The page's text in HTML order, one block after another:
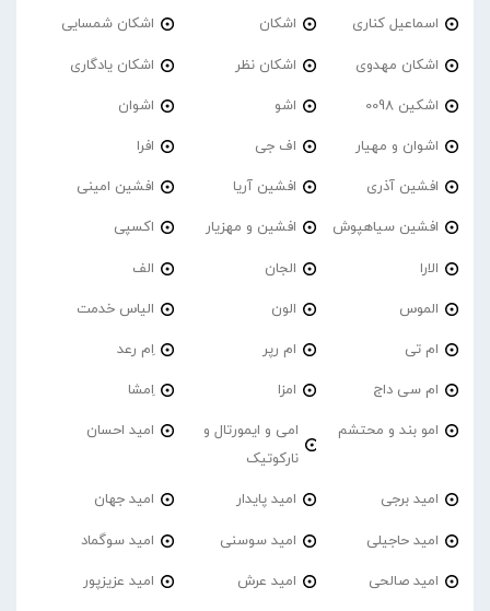
اسماعیل کناری اشکان اشکان شمسایی
اشکان مهدوی اشکان نظر اشکان یادگاری
اشکین 0098 اشو اشوان
اشوان و مهیار اف جی افرا
افشین آذری افشین آریا افشین امینی
افشین سیاهپوش افشین و مهزیار اکسپی
الارا الجان الف
الموس الون الیاس خدمت
ام تی ام رپر اِم رعد
ام سی داج امزا اِمشا
امو بند و محتشم
امی و ایمورتال و
نارکوتیک
امید احسان
امید برجی امید پایدار امید جهان
امید حاجیلی امید سوسنی امید سوگماد
امید صالحی امید عرش امید عزیزپور